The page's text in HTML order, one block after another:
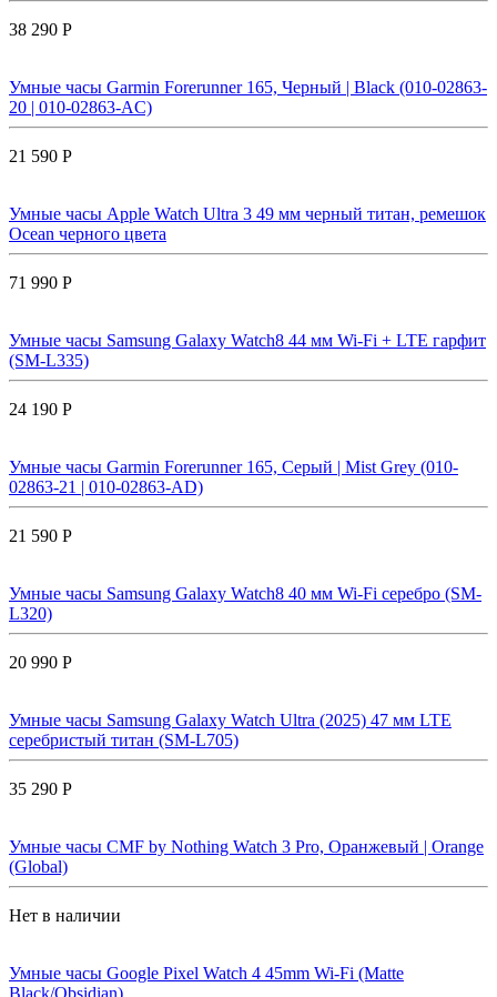
38 290 Р
Умные часы Garmin Forerunner 165, Черный | Black (010-02863-
20 | 010-02863-AC)
21 590 Р
Умные часы Apple Watch Ultra 3 49 мм черный титан, ремешок
Ocean черного цвета
71 990 Р
Умные часы Samsung Galaxy Watch8 44 мм Wi-Fi + LTE гарфит
(SM-L335)
24 190 Р
Умные часы Garmin Forerunner 165, Серый | Mist Grey (010-
02863-21 | 010-02863-AD)
21 590 Р
Умные часы Samsung Galaxy Watch8 40 мм Wi-Fi серебро (SM-
L320)
20 990 Р
Умные часы Samsung Galaxy Watch Ultra (2025) 47 мм LTE
серебристый титан (SM-L705)
35 290 Р
Умные часы CMF by Nothing Watch 3 Pro, Оранжевый | Orange
(Global)
Нет в наличии
Умные часы Google Pixel Watch 4 45mm Wi-Fi (Matte